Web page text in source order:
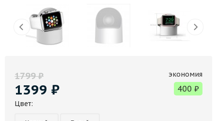
1799₽
1399 ₽
экономия
400 ₽
Цвет: